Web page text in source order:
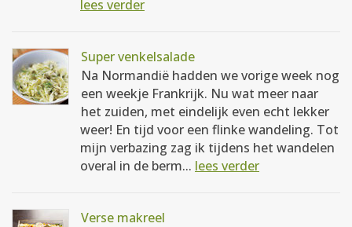
lees verder
Super venkelsalade
Na Normandië hadden we vorige week nog
een weekje Frankrijk. Nu wat meer naar
het zuiden, met eindelijk even echt lekker
weer! En tijd voor een flinke wandeling. Tot
mijn verbazing zag ik tijdens het wandelen
overal in de berm... lees verder
Verse makreel